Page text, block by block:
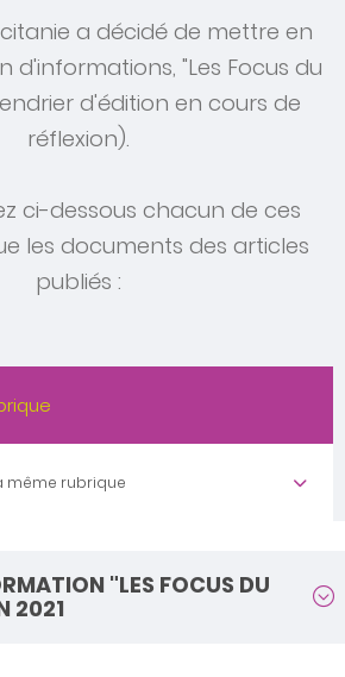
a décidé de mettre en
d'informations, "Les Focus du
d'édition en cours de
réflexion).
ci-dessous chacun de ces
les documents des articles
publiés :
même rubrique
"LES FOCUS DU
2021